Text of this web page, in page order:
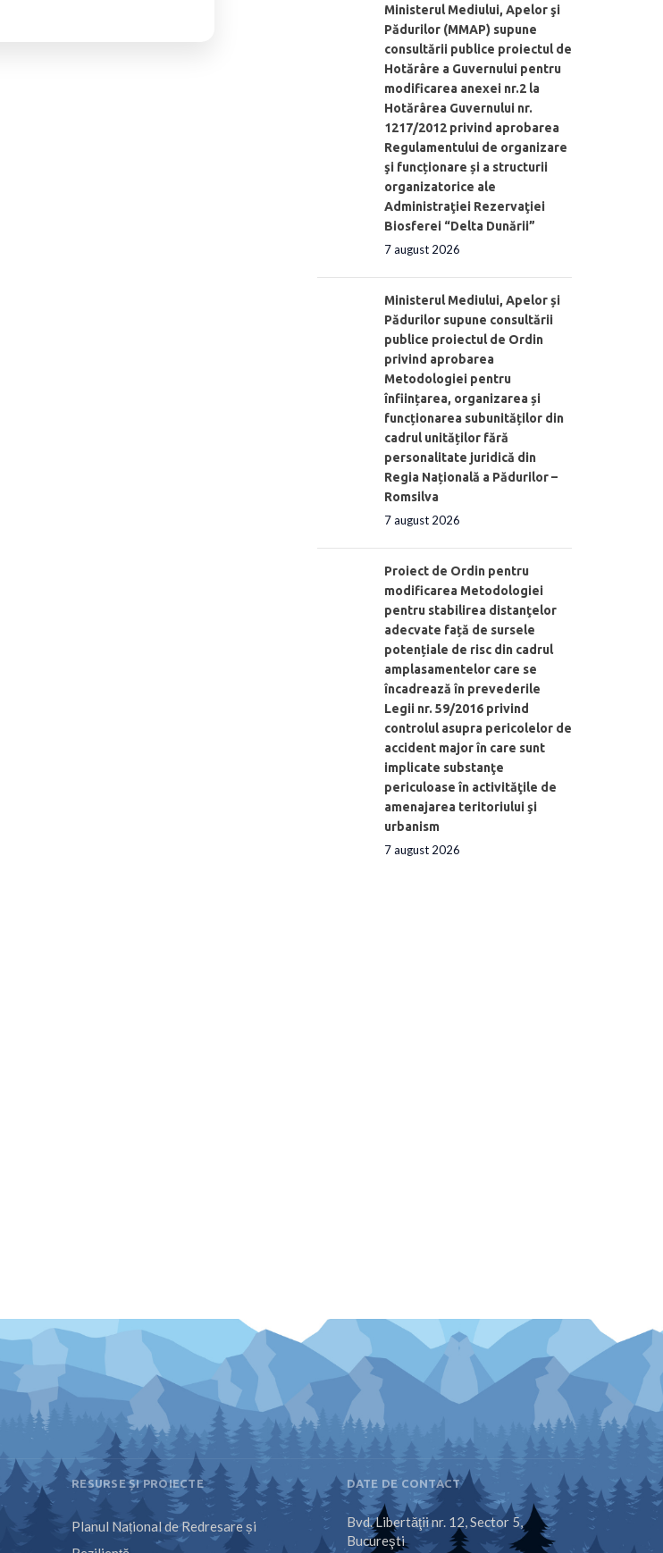
Ministerul Mediului, Apelor şi
Pădurilor (MMAP) supune
consultării publice proiectul de
Hotărâre a Guvernului pentru
modificarea anexei nr.2 la
Hotărârea Guvernului nr.
1217/2012 privind aprobarea
Regulamentului de organizare
şi funcționare și a structurii
organizatorice ale
Administraţiei Rezervaţiei
Biosferei “Delta Dunării”
7 august 2026
Ministerul Mediului, Apelor și
Pădurilor supune consultării
publice proiectul de Ordin
privind aprobarea
Metodologiei pentru
înființarea, organizarea și
funcționarea subunităților din
cadrul unităților fără
personalitate juridică din
Regia Națională a Pădurilor –
Romsilva
7 august 2026
Proiect de Ordin pentru
modificarea Metodologiei
pentru stabilirea distanţelor
adecvate față de sursele
potențiale de risc din cadrul
amplasamentelor care se
încadrează în prevederile
Legii nr. 59/2016 privind
controlul asupra pericolelor de
accident major în care sunt
implicate substanţe
periculoase în activităţile de
amenajarea teritoriului şi
urbanism
7 august 2026
RESURSE ȘI PROIECTE
Planul Național de Redresare și
DATE DE CONTACT
Bvd. Libertăţii nr. 12, Sector 5,
Bucureşti